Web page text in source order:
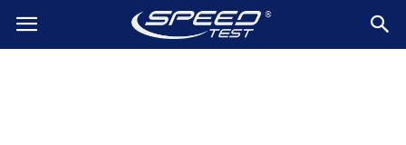
SpeedTest.pl